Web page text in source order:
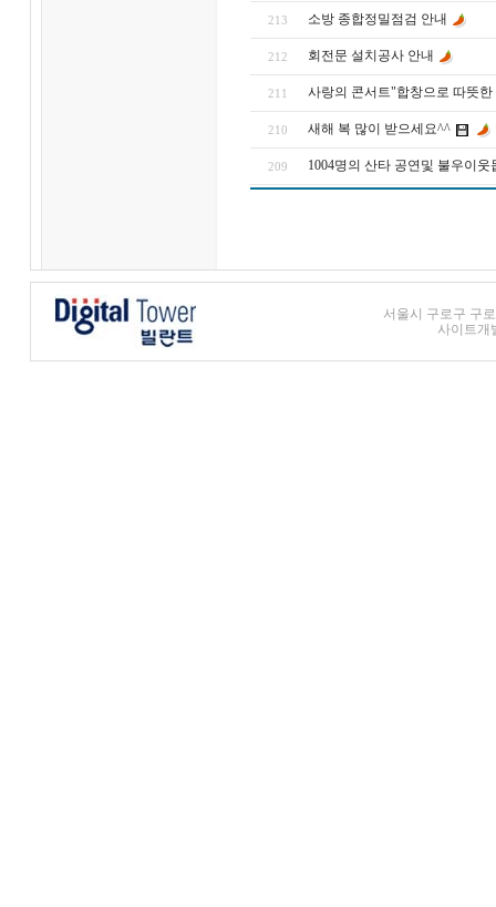
213 소방 종합정밀점검 안내
212 회전문 설치공사 안내
211 사랑의 콘서트"합창으로 따뜻한
210 새해 복 많이 받으세요^^
209 1004명의 산타 공연및 불우이
서울시 구로구 구
사이트개